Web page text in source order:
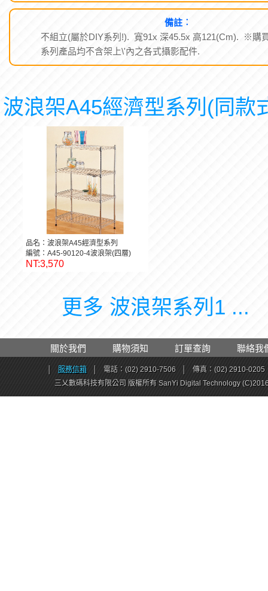
備註︰
不組立(屬於DIY系列!). 寬91x 深45.5x 高121(Cm). ※購
系列產品均不含架上\'內之各式攝影配件.
波浪架A45經濟型系列(同款
品名：波浪架A45經濟型系列
編號：A45-90120-4波浪架(四層)
NT:3,570
更多 波浪架系列1 ...
關於我們 購物須知 訂單查詢 聯絡我
服務信箱 電話：(02) 2910-7506
傳真：(02) 2910-0205
三乂數碼科技有限公司 版權所有 SanYi Digital Technology